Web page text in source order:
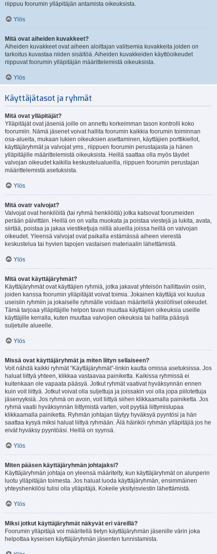
riippuu foorumin ylläpitäjän antamista oikeuksista.
Ylös
Mitä ovat aiheiden kuvakkeet?
Aiheiden kuvakkeet ovat aiheen aloittajan valitsemia kuvakkeita joiden on
tarkoitus kuvastaa niiden sisältöä. Aiheiden kuvakkeiden käyttöoikeudet
riippuvat foorumin ylläpitäjän määrittelemistä oikeuksista.
Ylös
Käyttäjätasot ja ryhmät
Mitä ovat ylläpitäjät?
Ylläpitäjät ovat jäseniä joille on annettu korkeimman tason kontrolli koko
foorumiin. Nämä jäsenet voivat hallita foorumin kaikkia foorumin toiminnan
osa-alueita, mukaan lukien oikeuksien asettaminen, käyttäjien porttikiellot,
käyttäjäryhmät ja valvojat yms., riippuen foorumin perustajasta ja hänen
ylläpitäjille määrittelemistä oikeuksista. Heillä saattaa olla myös täydet
valvojan oikeudet kaikilla keskustelualueilla, riippuen foorumin perustajan
määrittelemistä asetuksista.
Ylös
Mitä ovatr valvojat?
Valvojat ovat henkilöitä (tai ryhmä henkilöitä) jotka katsovat foorumeiden
perään päivittäin. Heillä on on valta muokata ja poistaa viestejä ja lukita, avata,
siirtää, poistaa ja jakaa viestiketjuja niillä alueilla joissa heillä on valvojan
oikeudet. Yleensä valvojat ovat paikalla estämässä aiheen vierestä
keskustelua tai hyvien tapojen vastaisen materiaalin lähettämistä.
Ylös
Mitä ovat käyttäjäryhmät?
Käyttäjäryhmät ovat käyttäjien ryhmiä, jotka jakavat yhteisön hallittaviin osiin,
joiden kanssa foorumin ylläpitäjät voivat toimia. Jokainen käyttäjä voi kuulua
useisiin ryhmiin ja jokaiselle ryhmälle voidaan määritellä yksilölliset oikeudet.
Tämä tarjoaa ylläpitäjille helpon tavan muuttaa käyttäjien oikeuksia useille
käyttäjille kerralla, kuten muuttaa valvojien oikeuksia tai hallita pääsyä
suljetulle alueelle.
Ylös
Missä ovat käyttäjäryhmät ja miten liityn sellaiseen?
Voit nähdä kaikki ryhmät “Käyttäjäryhmät”-linkin kautta omissa asetuksissa. Jos
haluat liittyä yhteen, klikkaa vastaavaa painiketta. Kaikissa ryhmissä ei
kuitenkaan ole vapaata pääsyä. Jotkut ryhmät vaativat hyväksynnän ennen
kuin voit liittyä. Jotkut voivat olla suljettuja ja joissakin voi olla jopa piilotettuja
jäsenyyksiä. Jos ryhmä on avoin, voit liittyä siihen klikkaamalla painiketta. Jos
ryhmä vaatii hyväksynnän liittymistä varten, voit pyytää liittymislupaa
klikkaamalla painiketta. Ryhmän johtajan täytyy hyväksyä pyyntösi ja hän
saattaa kysyä miksi haluat liittyä ryhmään. Älä häiriköi ryhmän ylläpitäjiä jos he
eivät hyväksy pyyntöäsi. Heillä on syynsä.
Ylös
Miten pääsen käyttäjäryhmän johtajaksi?
Käyttäjäryhmän johtaja on yleensä määritelty, kun käyttäjäryhmät on alunperin
luotu ylläpitäjän toimesta. Jos haluat luoda käyttäjäryhmän, ensimmäinen
yhteyshenkilösi tulisi olla ylläpitäjä. Kokeile yksityisviestin lähettämistä.
Ylös
Miksi jotkut käyttäjäryhmät näkyvät eri väreillä?
Foorumin ylläpitäjä voi määritellä tietyn käyttäjäryhmän jäsenille värin joka
helpottaa kyseisen käyttäjäryhmän jäsenten tunnistamista.